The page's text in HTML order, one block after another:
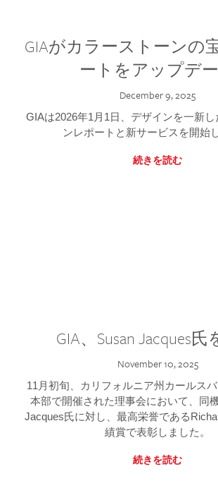
GIAがカラーストーンの
ートをアップデ
December 9, 2025
GIAは2026年1月1日、デザインを一新
ンレポートと新サービスを開始
続きを読む
GIA、Susan Jacques
November 10, 2025
11月初旬、カリフォルニア州カールス
本部で開催された理事会において、同
Jacques氏に対し、最高栄誉である
績賞で表彰しました。
続きを読む